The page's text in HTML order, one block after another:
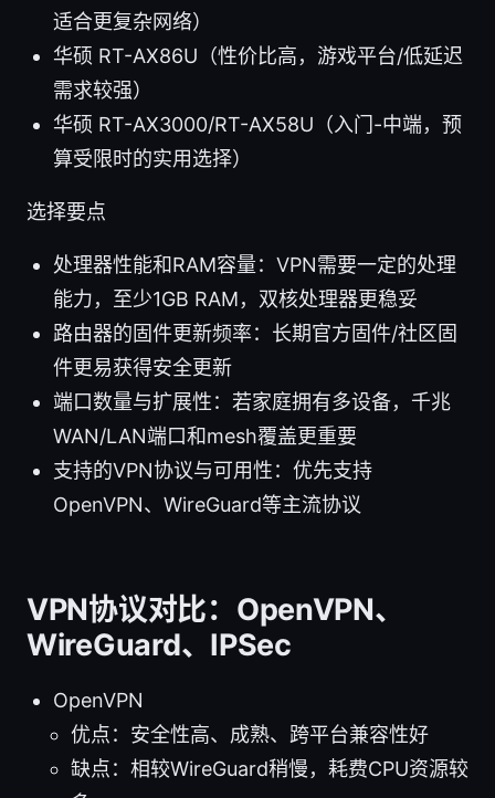
适合更复杂网络）
华硕 RT-AX86U（性价比高，游戏平台/低延迟
需求较强）
华硕 RT-AX3000/RT-AX58U（入门-中端，预
算受限时的实用选择）
选择要点
处理器性能和RAM容量：VPN需要一定的处理
能力，至少1GB RAM，双核处理器更稳妥
路由器的固件更新频率：长期官方固件/社区固
件更易获得安全更新
端口数量与扩展性：若家庭拥有多设备，千兆
WAN/LAN端口和mesh覆盖更重要
支持的VPN协议与可用性：优先支持
OpenVPN、WireGuard等主流协议
VPN协议对比：OpenVPN、
WireGuard、IPSec
OpenVPN
优点：安全性高、成熟、跨平台兼容性好
缺点：相较WireGuard稍慢，耗费CPU资源较